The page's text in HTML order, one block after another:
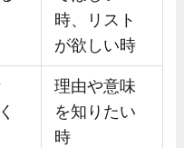
時、リスト
が欲しい時
理由や意味
を知りたい
時